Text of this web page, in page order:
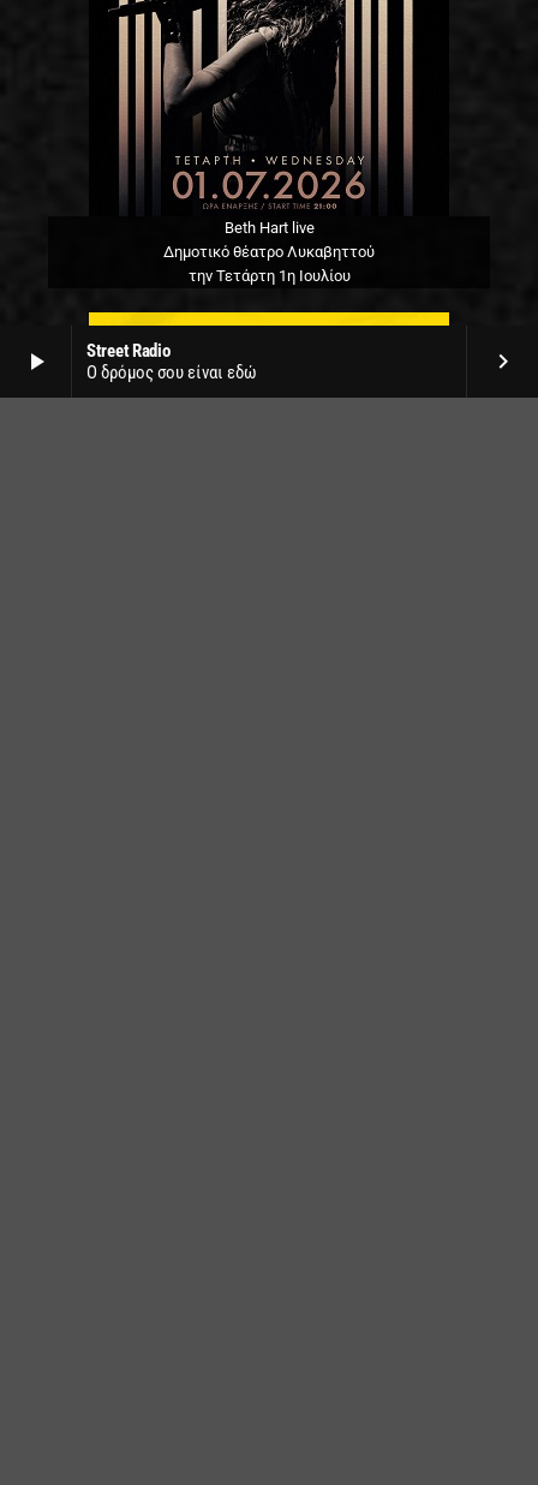
play_arrow
Street Radio
Ο δρόμος σου είναι εδώ
keyboard_arrow_right
Beth Hart live
Δημοτικό θέατρο Λυκαβηττού
την Τετάρτη 1η Ιουλίου